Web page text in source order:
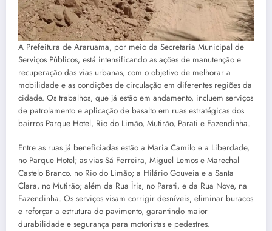
A Prefeitura de Araruama, por meio da Secretaria Municipal de
Serviços Públicos, está intensificando as ações de manutenção e
recuperação das vias urbanas, com o objetivo de melhorar a
mobilidade e as condições de circulação em diferentes regiões da
cidade. Os trabalhos, que já estão em andamento, incluem serviços
de patrolamento e aplicação de basalto em ruas estratégicas dos
bairros Parque Hotel, Rio do Limão, Mutirão, Parati e Fazendinha.
Entre as ruas já beneficiadas estão a Maria Camilo e a Liberdade,
no Parque Hotel; as vias Sá Ferreira, Miguel Lemos e Marechal
Castelo Branco, no Rio do Limão; a Hilário Gouveia e a Santa
Clara, no Mutirão; além da Rua Íris, no Parati, e da Rua Nove, na
Fazendinha. Os serviços visam corrigir desníveis, eliminar buracos
e reforçar a estrutura do pavimento, garantindo maior
durabilidade e segurança para motoristas e pedestres.